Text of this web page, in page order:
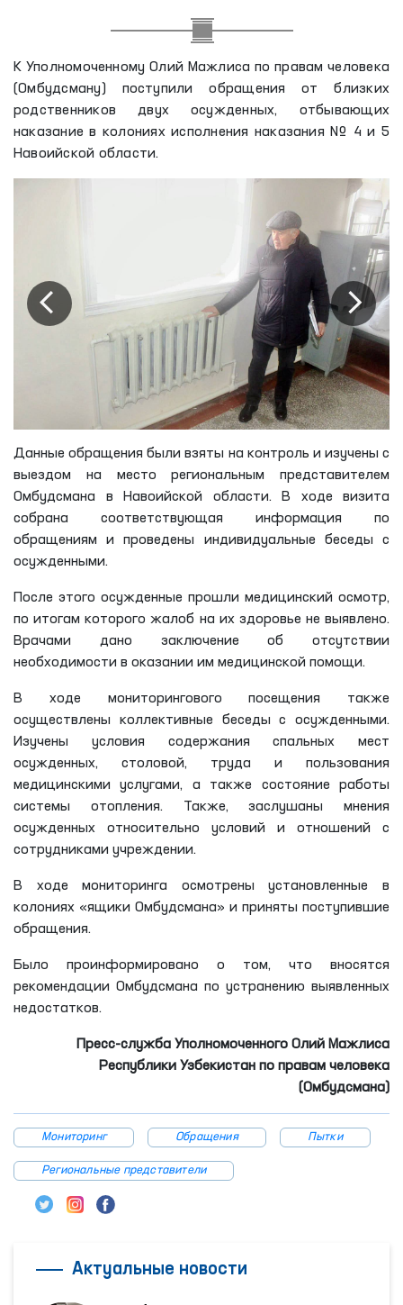
К Уполномоченному Олий Мажлиса по правам человека
(Омбудсману) поступили обращения от близких
родственников двух осужденных, отбывающих
наказание в колониях исполнения наказания № 4 и 5
Навоийской области.
Данные обращения были взяты на контроль и изучены с
выездом на место региональным представителем
Омбудсмана в Навоийской области. В ходе визита
собрана соответствующая информация по
обращениям и проведены индивидуальные беседы с
осужденными.
После этого осужденные прошли медицинский осмотр,
по итогам которого жалоб на их здоровье не выявлено.
Врачами дано заключение об отсутствии
необходимости в оказании им медицинской помощи.
В ходе мониторингового посещения также
осуществлены коллективные беседы с осужденными.
Изучены условия содержания спальных мест
осужденных, столовой, труда и пользования
медицинскими услугами, а также состояние работы
системы отопления. Также, заслушаны мнения
осужденных относительно условий и отношений с
сотрудниками учреждении.
В ходе мониторинга осмотрены установленные в
колониях «ящики Омбудсмана» и приняты поступившие
обращения.
Было проинформировано о том, что вносятся
рекомендации Омбудсмана по устранению выявленных
недостатков.
Пресс-служба Уполномоченного Олий Мажлиса
Республики Узбекистан по правам человека
(Омбудсмана)
Мониторинг Обращения Пытки
Региональные представители
Актуальные новости